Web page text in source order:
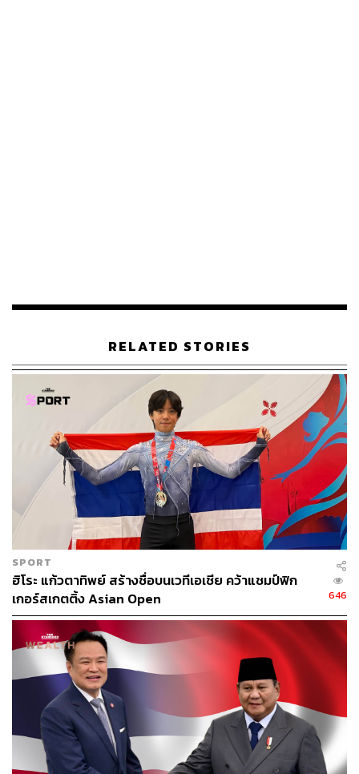
ในช่วงปี 2000 หลังจากที่พิทักษ์เข้าไปทำงานได้สักระยะ ตน
ได้รับมอบหมายให้ทำโปรเจกต์ โดยไปเป็นส่วนหนึ่งของทีม
สำรวจเพื่อขยายธุรกิจบ้านปูสู่ประเทศอินโดนีเซีย และครั้งนั้น
ก็เป็นประสบการณ์ที่เขารู้สึกได้ถึงความไว้วางใจ และเปิดใจ
ที่บริษัทได้มอบให้ “ผมรู้สึกภูมิใจที่ได้รับความเชื่อใจจากทีม
มันช่วยทำให้ผมทำงานได้อย่างเต็มที่ ในฐานะที่เราเป็นกอง
คอยทำหน้าที่สำรวจ เราอุ่นใจได้ว่ากองหลัง เช่น ฝ่าย
บุคคลและผู้บริหารระดับสูงให้การสนับสนุนและดูแลเราเป็น
อย่างดี”
RELATED STORIES
SPORT
ฮิโระ แก้วตาทิพย์ สร้างชื่อบนเวทีเอเชีย คว้าแชมป์ฟิก
เกอร์สเกตติ้ง Asian Open
646